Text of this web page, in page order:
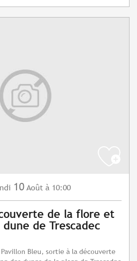
10 Août à 10:00
de la flore et
de Trescadec
Bleu, sortie à la découverte